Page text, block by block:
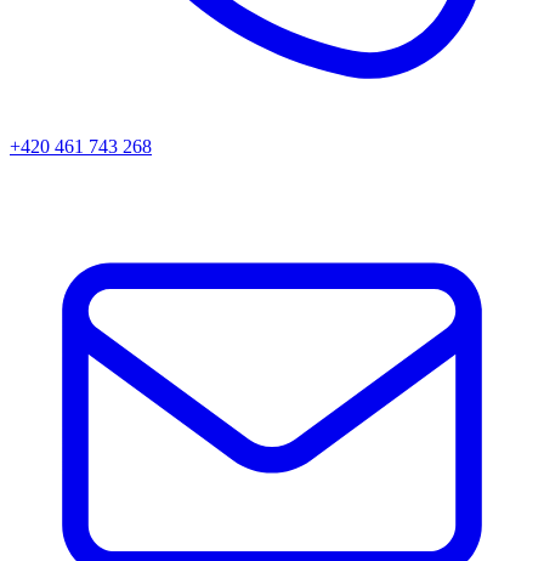
+420 461 743 268